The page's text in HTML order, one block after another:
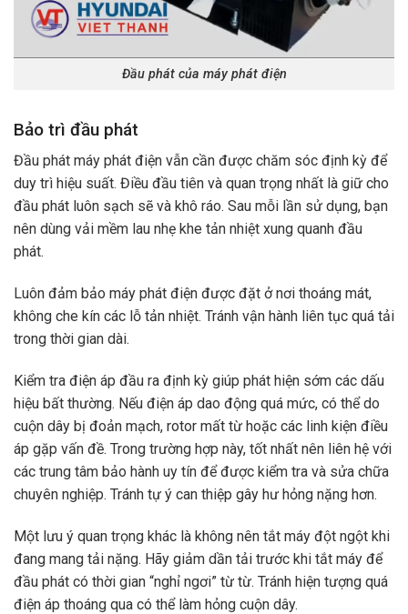
Đầu phát của máy phát điện
Bảo trì đầu phát
Đầu phát máy phát điện vẫn cần được chăm sóc định kỳ để
duy trì hiệu suất. Điều đầu tiên và quan trọng nhất là giữ cho
đầu phát luôn sạch sẽ và khô ráo. Sau mỗi lần sử dụng, bạn
nên dùng vải mềm lau nhẹ khe tản nhiệt xung quanh đầu
phát.
Luôn đảm bảo máy phát điện được đặt ở nơi thoáng mát,
không che kín các lỗ tản nhiệt. Tránh vận hành liên tục quá tải
trong thời gian dài.
Kiểm tra điện áp đầu ra định kỳ giúp phát hiện sớm các dấu
hiệu bất thường. Nếu điện áp dao động quá mức, có thể do
cuộn dây bị đoản mạch, rotor mất từ hoặc các linh kiện điều
áp gặp vấn đề. Trong trường hợp này, tốt nhất nên liên hệ với
các trung tâm bảo hành uy tín để được kiểm tra và sửa chữa
chuyên nghiệp. Tránh tự ý can thiệp gây hư hỏng nặng hơn.
Một lưu ý quan trọng khác là không nên tắt máy đột ngột khi
đang mang tải nặng. Hãy giảm dần tải trước khi tắt máy để
đầu phát có thời gian “nghỉ ngơi” từ từ. Tránh hiện tượng quá
điện áp thoáng qua có thể làm hỏng cuộn dây.